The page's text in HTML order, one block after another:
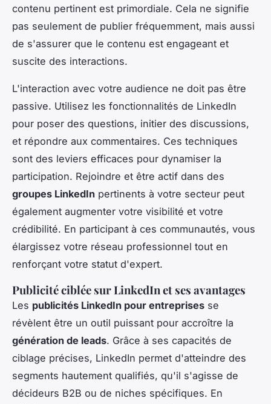
contenu pertinent est primordiale. Cela ne signifie
pas seulement de publier fréquemment, mais aussi
de s'assurer que le contenu est engageant et
suscite des interactions.
L'interaction avec votre audience ne doit pas être
passive. Utilisez les fonctionnalités de LinkedIn
pour poser des questions, initier des discussions,
et répondre aux commentaires. Ces techniques
sont des leviers efficaces pour dynamiser la
participation. Rejoindre et être actif dans des
groupes LinkedIn pertinents à votre secteur peut
également augmenter votre visibilité et votre
crédibilité. En participant à ces communautés, vous
élargissez votre réseau professionnel tout en
renforçant votre statut d'expert.
Publicité ciblée sur LinkedIn et ses avantages
Les publicités LinkedIn pour entreprises se
révèlent être un outil puissant pour accroître la
génération de leads. Grâce à ses capacités de
ciblage précises, LinkedIn permet d'atteindre des
segments hautement qualifiés, qu'il s'agisse de
décideurs B2B ou de niches spécifiques. En